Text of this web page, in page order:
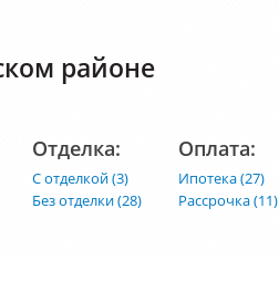
районе
Отделка:
С отделкой (3)
Без отделки (28)
Оплата:
Ипотека (27)
Рассрочка (11)